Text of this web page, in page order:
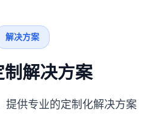
解决方案
解决方案
提供专业的定制化解决方案